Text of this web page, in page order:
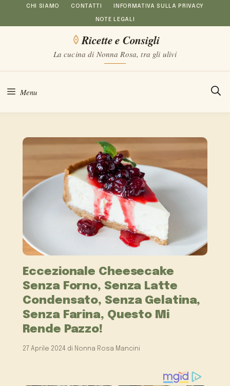
al
CHI SIAMO CONTATTI INFORMATIVA SULLA PRIVACY
NOTE LEGALI
Ricette e Consigli
La cucina di Nonna Rosa, tra gli ulivi
Menu
Eccezionale Cheesecake
Senza Forno, Senza Latte
Condensato, Senza Gelatina,
Senza Farina, Questo Mi
Rende Pazzo!
27 Aprile 2024 di Nonna Rosa Mancini